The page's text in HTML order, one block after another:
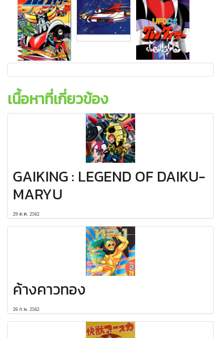
เนื้อหาที่เกี่ยวข้อง
GAIKING : LEGEND OF DAIKU-
MARYU
29 ต.ค. 2562
ค้างคาวทอง
26 ก.พ. 2562